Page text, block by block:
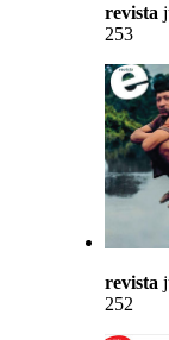
revista
253
revista
252